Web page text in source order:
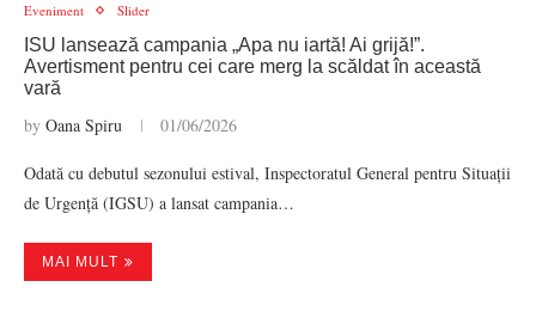
Eveniment Slider
ISU lansează campania „Apa nu iartă! Ai grijă!”.
Avertisment pentru cei care merg la scăldat în această
vară
by Oana Spiru 01/06/2026
Odată cu debutul sezonului estival, Inspectoratul General pentru Situații
de Urgență (IGSU) a lansat campania…
MAI MULT